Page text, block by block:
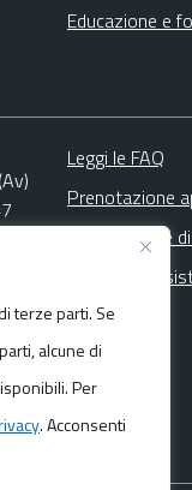
terze parti. Se
alcune di
Per
. Acconsenti
Educazione e
Leggi le FAQ
Prenotazione
Segnalazione
Richiesta